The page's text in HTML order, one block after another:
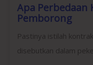
Apa
Pemborong
Pastinya istilah
disebutkan dalam